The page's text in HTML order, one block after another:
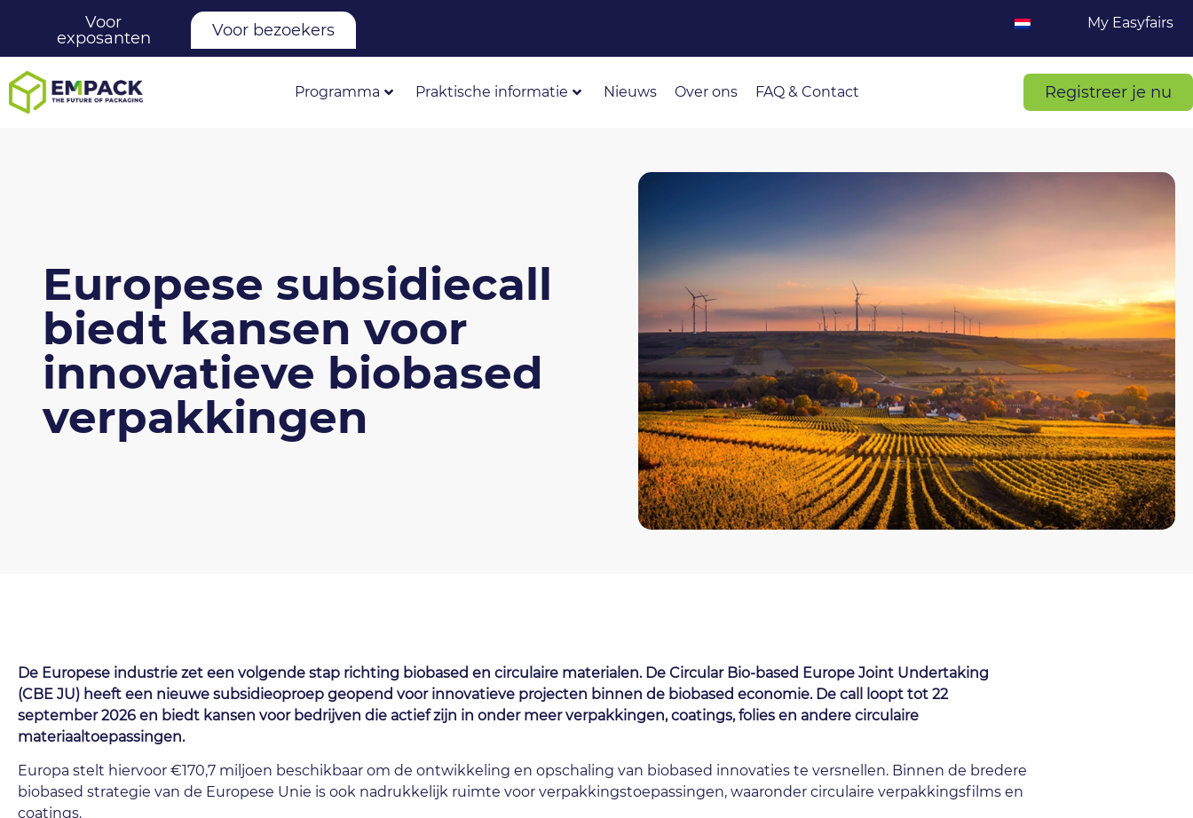
Voor
exposanten
Voor bezoekers My Easyfairs
Programma Praktische informatie Nieuws Over ons FAQ & Contact Registreer je nu
Europese subsidiecall
biedt kansen voor
innovatieve biobased
verpakkingen
De Europese industrie zet een volgende stap richting biobased en circulaire materialen. De Circular Bio-based Europe Joint Undertaking
(CBE JU) heeft een nieuwe subsidieoproep geopend voor innovatieve projecten binnen de biobased economie. De call loopt tot 22
september 2026 en biedt kansen voor bedrijven die actief zijn in onder meer verpakkingen, coatings, folies en andere circulaire
materiaaltoepassingen.
Europa stelt hiervoor €170,7 miljoen beschikbaar om de ontwikkeling en opschaling van biobased innovaties te versnellen. Binnen de bredere
biobased strategie van de Europese Unie is ook nadrukkelijk ruimte voor verpakkingstoepassingen, waaronder circulaire verpakkingsfilms en
coatings.